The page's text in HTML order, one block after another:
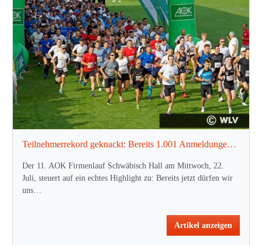
Teilnehmerrekord geknackt: Bereits 1.001 Anmeldungen für den 11. AOK Firmenlauf Schwäbisch Hall
Der 11. AOK Firmenlauf Schwäbisch Hall am Mittwoch, 22.
Juli, steuert auf ein echtes Highlight zu: Bereits jetzt dürfen wir
uns…
Artikel anzeigen